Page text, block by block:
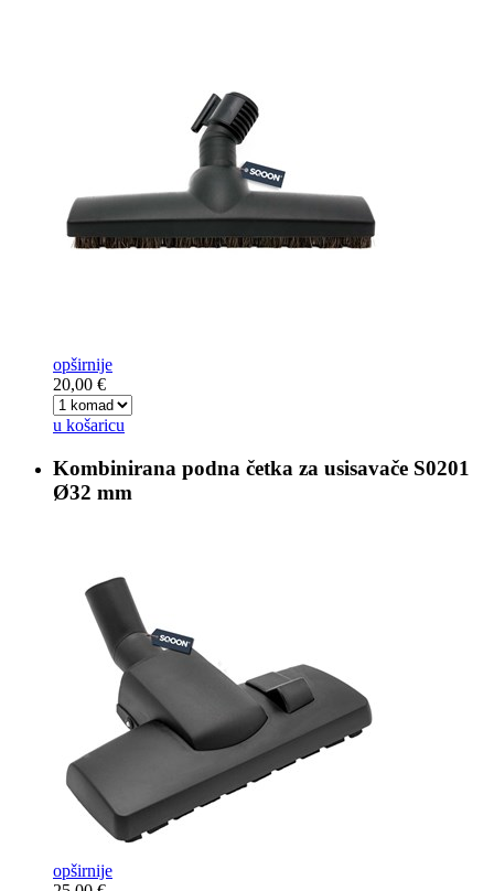
opširnije
20,00 €
u košaricu
Kombinirana podna četka za usisavače S0201
Ø32 mm
opširnije